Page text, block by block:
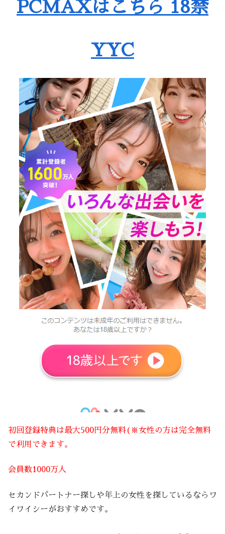
PCMAXはこちら 18禁
YYC
初回登録特典は最大500円分無料(※女性の方は完全無料
で利用できます。
会員数1000万人
セカンドパートナー探しや年上の女性を探しているならワ
イワイシーがおすすめです。